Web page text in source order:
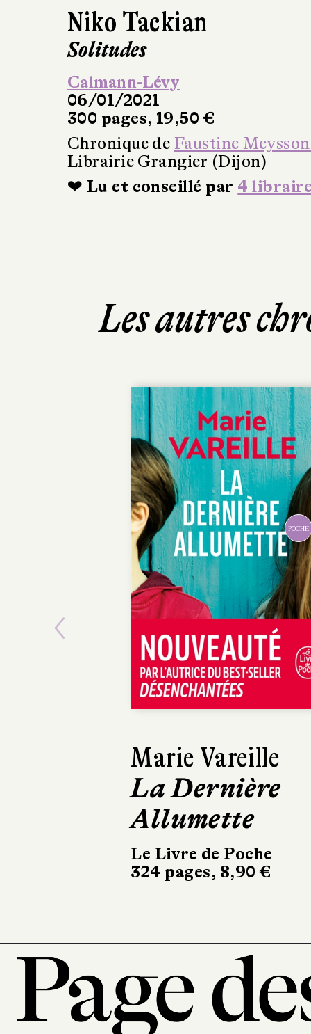
Niko Tackian
Solitudes
Calmann-Lévy
06/01/2021
300 pages, 19,50 €
Chronique de Faustine
Librairie Grangier (Dijon)
❤ Lu et conseillé par 4
Les autres
Victoria Mas
L'Orpheline
Temple
Albin Michel
186 pages, 19,90 €
Previous